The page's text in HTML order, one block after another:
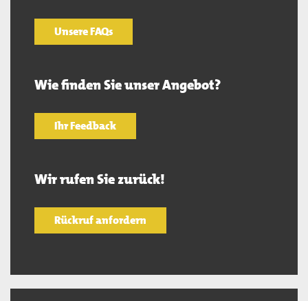
Unsere FAQs
Wie finden Sie unser Angebot?
Ihr Feedback
Wir rufen Sie zurück!
Rückruf anfordern